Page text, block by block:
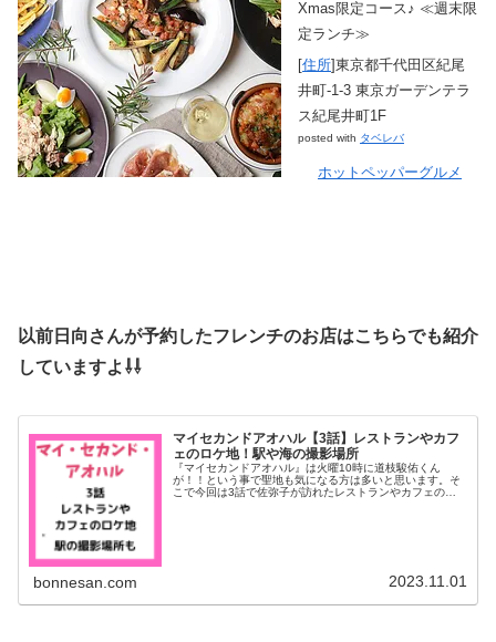
Xmas限定コース♪ ≪週末限
定ランチ≫
[住所]東京都千代田区紀尾
井町-1-3 東京ガーデンテラ
ス紀尾井町1F
posted with タベレバ
ホットペッパーグルメ
以前日向さんが予約したフレンチのお店はこちらでも紹介
していますよ⇩⇩
マイセカンドアオハル【3話】レストランやカフ
ェのロケ地！駅や海の撮影場所
『マイセカンドアオハル』は火曜10時に道枝駿佑くん
が！！という事で聖地も気になる方は多いと思います。そ
こで今回は3話で佐弥子が訪れたレストランやカフェのロ
bonnesan.com 2023.11.01